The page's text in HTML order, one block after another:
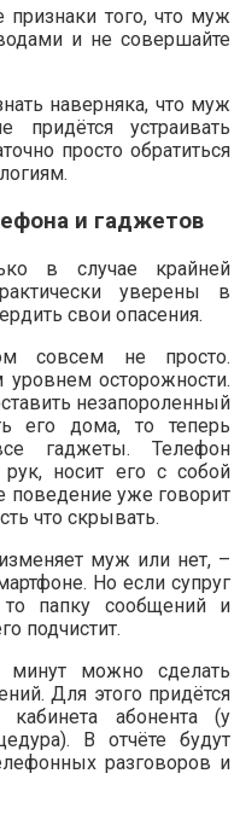
того, что муж
и не совершайте
наверняка, что муж
устраивать
просто обратиться
и гаджетов
в случае крайней
уверены в
свои опасения.
совсем не просто.
осторожности.
незапороленный
его дома, то теперь
гаджеты. Телефон
носит его с собой
поведение уже говорит
что скрывать.
муж или нет, –
Но если супруг
папку сообщений и
подчистит.
можно сделать
Для этого придётся
абонента (у
В отчёте будут
разговоров и